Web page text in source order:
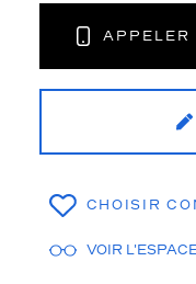
APPELER
CHOISIR
VOIR